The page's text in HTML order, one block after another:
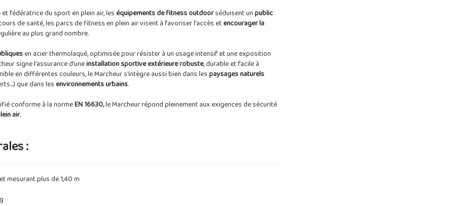
fédératrice du sport en plein air, leséquipements de fitness outdoorséduisent unpublic
de santé, les parcs de fitness en plein air visent à favoriser l'accès etencourager la
au plus grand nombre.
en acier thermolaqué, optimisée pour résister à un usage intensif et une exposition
signe l'assurance d'uneinstallation sportive extérieure robuste, durable et facile à
en différentes couleurs, le Marcheur s'intègre aussi bien dans lespaysages naturels
que dans lesenvironnements urbains.
conforme à la normeEN 16630,le Marcheur répond pleinement aux exigences de sécurité
air.
:
mesurant plus de 1,40 m